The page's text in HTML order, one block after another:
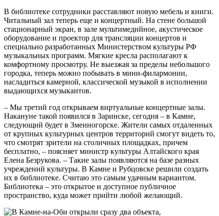
В библиотеке сотрудники расставляют новую мебель и книги.
Читальный зал теперь еще и концертный. На стене большой
стационарный экран, в зале мультимедийное, акустическое
оборудование и проектор для трансляции концертов и
специально разработанных Министерством культуры РФ
музыкальных программ. Мягкие кресла располагают к
комфортному просмотру. Не выезжая за пределы небольшого
городка, теперь можно побывать в мини-филармонии,
насладиться камерной, классической музыкой в исполнении
выдающихся музыкантов.
– Мы третий год открываем виртуальные концертные залы.
Накануне такой появился в Заринске, сегодня – в Камне,
следующий будет в Змеиногорске. Жители самых отдаленных
от крупных культурных центров территорий смогут видеть то,
что смотрят зрители на столичных площадках, причем
бесплатно, – поясняет министр культуры Алтайского края
Елена Безрукова. – Такие залы появляются на базе разных
учреждений культуры. В Камне и Рубцовске решили создать
их в библиотеке. Считаю это самым удачным вариантом.
Библиотека – это открытое и доступное публичное
пространство, куда может прийти любой желающий.